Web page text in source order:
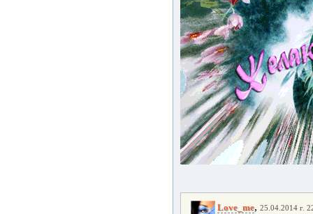
Love_me, 25.04.2014 г.